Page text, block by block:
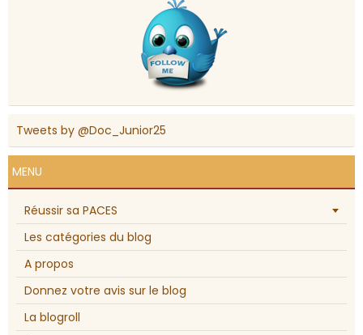
Tweets by @Doc_Junior25
MENU
Réussir sa PACES
Les catégories du blog
A propos
Donnez votre avis sur le blog
La blogroll